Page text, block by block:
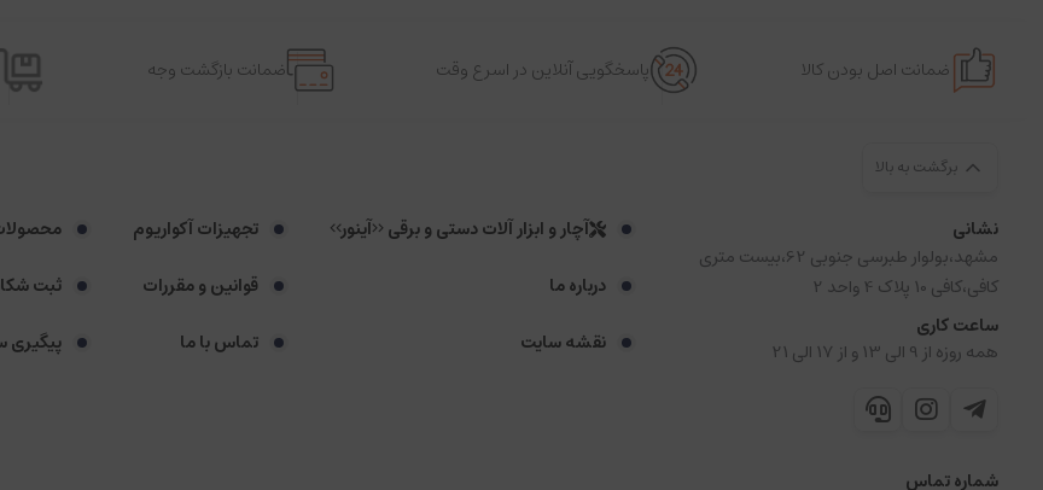
ضمانت اصل بودن کالا پاسخگویی آنلاین در اسرع وقت ضمانت بازگشت وجه
برگشت به بالا
نشانی
مشهد،بولوار طبرسی جنوبی 62،بیست متری
کافی،کافی 10 پلاک 4 واحد 2
ساعت کاری
همه روزه از 9 الی 13 و از 17 الی 21
شماره تماس
آچار و ابزار آلات دستی و برقی <<آینور>> تجهیزات آکواریوم
درباره ما
قوانین و مقررات
ثبت
نقشه سایت
تماس با ما